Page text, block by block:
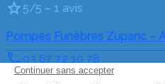
5/5 – 1 avis
Pompes Funèbres Zupanc –
03 67 72 10 78
marc.zupanc@gmail.com